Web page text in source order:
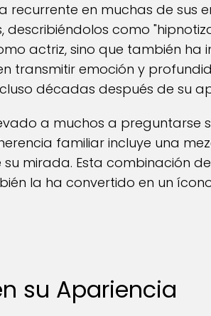
recurrente en muchas de sus
como
actriz, sino que también ha
transmitir emoción y
décadas después de su
a muchos a preguntarse
familiar incluye una
mirada. Esta combinación
la ha convertido en un
su Apariencia